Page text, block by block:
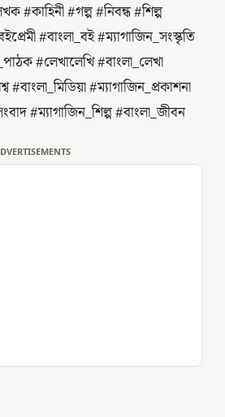
#কাহিনী #গল্প #নিবন্ধ #শিল্প
#বাংলা_বই #ম্যাগাজিন_সংস্কৃতি
#লেখালেখি #বাংলা_লেখা
#ম্যাগাজিন_প্রকাশনা
#ম্যাগাজিন_শিল্প #বাংলা_জীবন